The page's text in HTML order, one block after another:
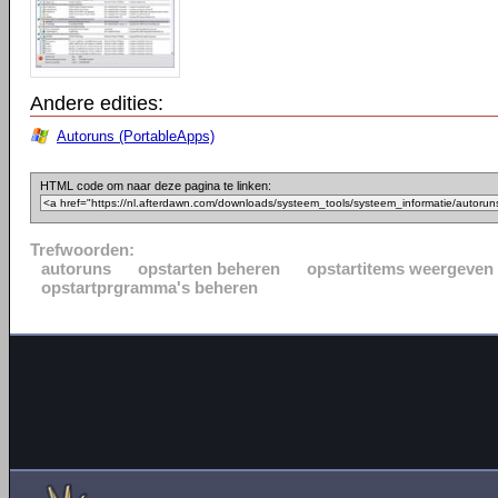
Andere edities:
Autoruns (PortableApps)
HTML code om naar deze pagina te linken:
Trefwoorden:
autoruns
opstarten beheren opstartitems weergeven
opstartprgramma's beheren